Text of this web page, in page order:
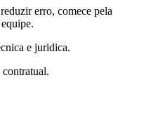
erro, comece pela
e juridica.